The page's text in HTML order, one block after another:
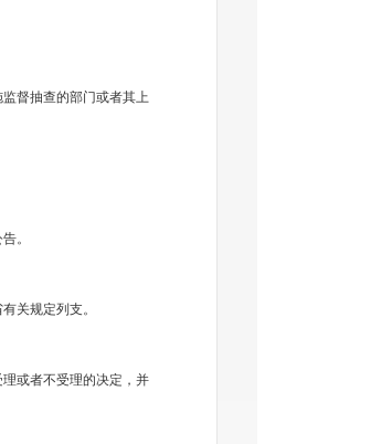
督抽查的部门或者其上
。
关规定列支。
或者不受理的决定，并